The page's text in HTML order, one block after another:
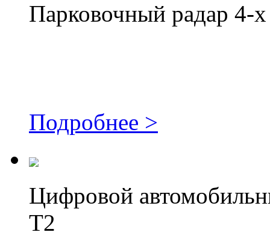
Парковочный радар 4-
Подробнее >
Цифровой
T2